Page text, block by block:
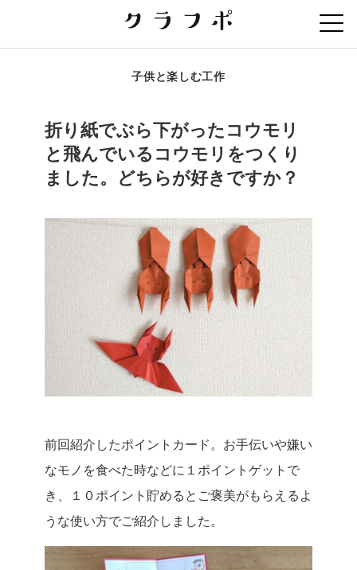
子供と楽しむ工作
折り紙でぶら下がったコウモリ
と飛んでいるコウモリをつくり
ました。どちらが好きですか？
前回紹介したポイントカード。お手伝いや嫌い
なモノを食べた時などに１ポイントゲットで
き、１０ポイント貯めるとご褒美がもらえるよ
うな使い方でご紹介しました。